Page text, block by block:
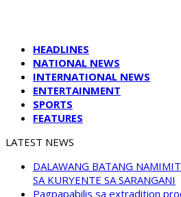
HEADLINES
NATIONAL NEWS
INTERNATIONAL NEWS
ENTERTAINMENT
SPORTS
FEATURES
LATEST NEWS
DALAWANG BATANG
SA KURYENTE SA SARANGANI
Pagpapabilis sa extradition